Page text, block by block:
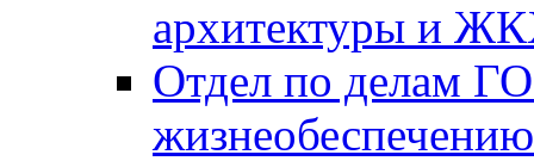
архитектуры и
Отдел по делам